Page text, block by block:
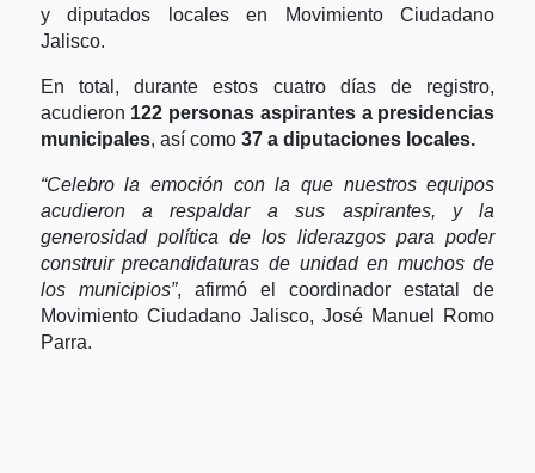
y diputados locales en Movimiento Ciudadano
Jalisco.
En total, durante estos cuatro días de registro,
acudieron 122 personas aspirantes a presidencias
municipales, así como37 a diputaciones locales.
“Celebro la emoción con la que nuestros equipos
acudieron a respaldar a sus aspirantes, y la
generosidad política de los liderazgos para poder
construir precandidaturas de unidad en muchos de
los municipios”, afirmó el coordinador estatal de
Movimiento Ciudadano Jalisco, José Manuel Romo
Parra.